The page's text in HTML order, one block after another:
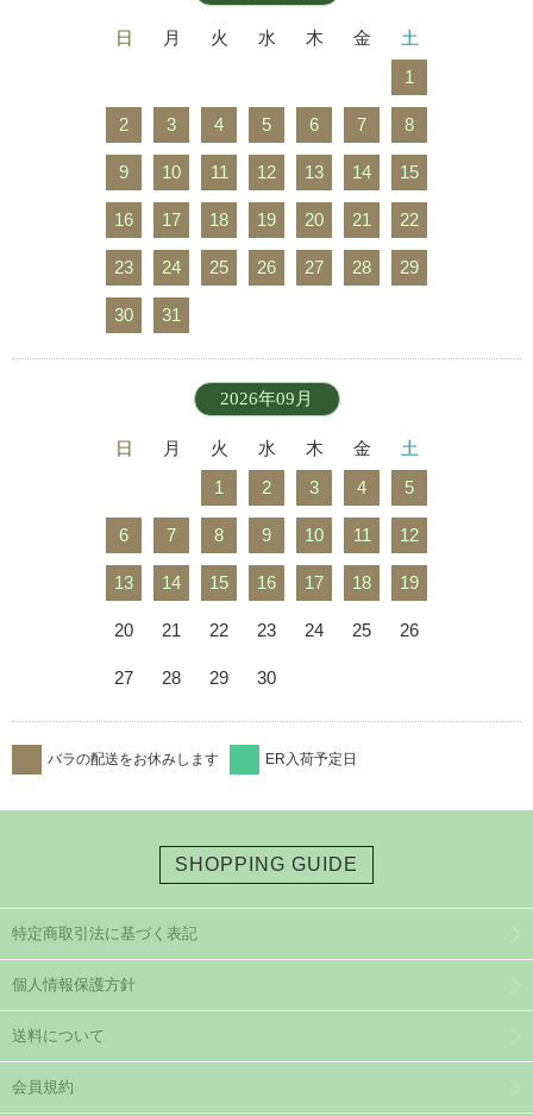
日 月 火 水 木 金
土
1
2 3 4 5 6 7 8
9 10 11 12 13 14 15
16 17 18 19 20 21 22
23 24 25 26 27 28 29
30 31
2026年09月
日 月 火 水 木 金
土
1
2 3 4 5
6 7 8 9 10 11 12
13 14 15 16 17 18 19
20 21 22 23 24 25 26
27 28 29 30
バラの配送をお休みします ER入荷予定日
SHOPPING GUIDE
特定商取引法に基づく表記
個人情報保護方針
送料について
会員規約